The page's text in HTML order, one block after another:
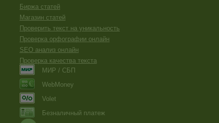
Биржа статей
Магазин статей
Проверить текст на уникальность
Проверка орфографии онлайн
SEO анализ онлайн
Проверка качества текста
МИР / СБП
WebMoney
Volet
Безналичный платеж